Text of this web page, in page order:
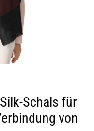
Schals für
von